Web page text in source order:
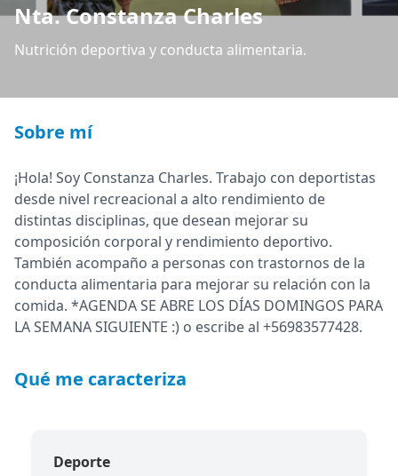
Nta. Constanza Charles
Nutrición deportiva y conducta alimentaria.
Sobre mí
¡Hola! Soy Constanza Charles. Trabajo con deportistas
desde nivel recreacional a alto rendimiento de
distintas disciplinas, que desean mejorar su
composición corporal y rendimiento deportivo.
También acompaño a personas con trastornos de la
conducta alimentaria para mejorar su relación con la
comida. *AGENDA SE ABRE LOS DÍAS DOMINGOS PARA
LA SEMANA SIGUIENTE :) o escribe al +56983577428.
Qué me caracteriza
Deporte